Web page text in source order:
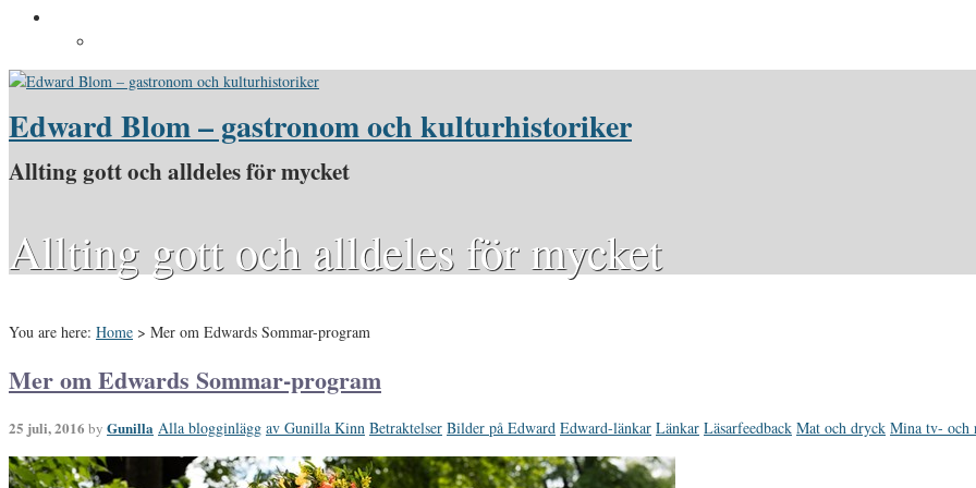
Edward Blom – gastronom och kulturhistoriker
Allting gott och alldeles för mycket
Allting gott och alldeles för mycket
You are here: Home > Mer om Edwards Sommar-program
Mer om Edwards Sommar-program
25 juli, 2016 by Gunilla Alla blogginlägg av Gunilla Kinn Betraktelser Bilder på Edward Edward-länkar Länkar Läsarfeedback Mat och dryck Mina tv- och